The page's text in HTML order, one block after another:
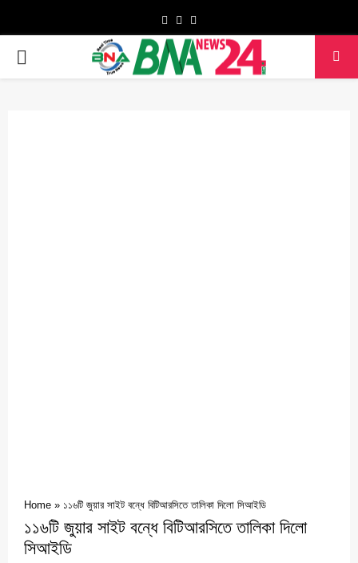
Facebook
Twitter
PRIMARY
Home » ১১৬টি জুয়ার সাইট বন্ধে বিটিআরসিতে তালিকা দিলো সিআইডি
১১৬টি জুয়ার সাইট বন্ধে বিটিআরসিতে তালিকা দিলো
সিআইডি